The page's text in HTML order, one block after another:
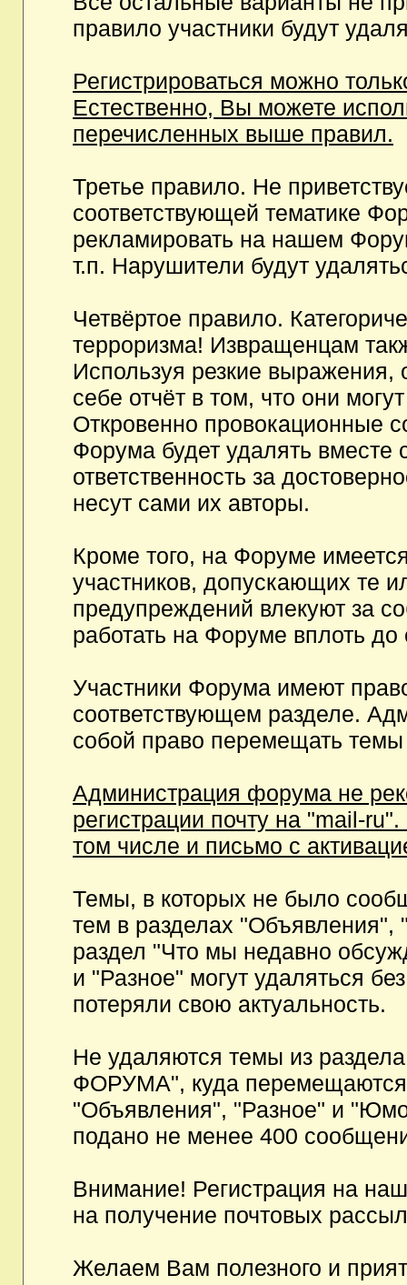
правило участники будут
Регистрироваться можно
Естественно, Вы можете
перечисленных выше правил.
Третье правило. Не
соответствующей тематике
рекламировать на нашем
т.п. Нарушители будут
Четвёртое правило.
терроризма! Извращенцам
Используя резкие выражения,
себе отчёт в том, что они
Откровенно провокационные
Форума будет удалять вместе
ответственность за
несут сами их авторы.
Кроме того, на Форуме
участников, допускающих те
предупреждений влекуют за
работать на Форуме вплоть
Участники Форума имеют
соответствующем разделе.
собой право перемещать темы
Администрация форума не
регистрации почту на "mail-
том числе и письмо с
Темы, в которых не было
тем в разделах
раздел "Что мы недавно
и "Разное" могут удаляться
потеряли свою актуальность.
Не удаляются темы из
ФОРУМА", куда перемещаются
"Объявления", "Разное" и
подано не менее 400
Внимание! Регистрация на
на получение почтовых
Желаем Вам полезного и